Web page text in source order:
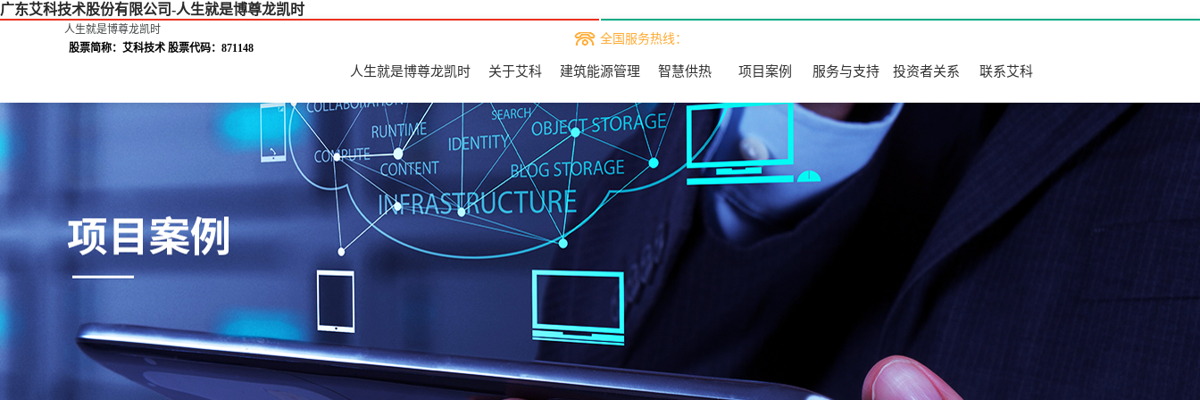
广东艾科技术股份有限公司-人生就是博尊龙凯时
人生就是博尊龙凯时
股票简称：艾科技术 股票代码：871148
全国服务热线：
人生就是博尊龙凯时 关于艾科 建筑能源管理 智慧供热 项目案例 服务与支持 投资者关系 联系艾科